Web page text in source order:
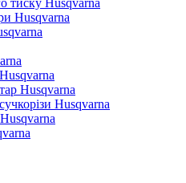
тиску Husqvarna
Husqvarna
Husqvarna
Husqvarna